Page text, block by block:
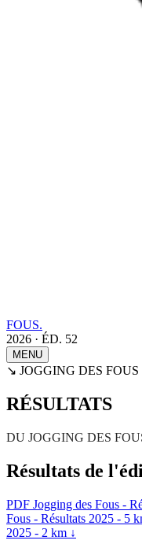
FOUS.
2026 · ÉD. 52
MENU
↘ JOGGING DES FOUS
RÉSULTATS
DU JOGGING DES
Résultats de
PDF Jogging des Fous -
Fous - Résultats 2025 - 5
2025 - 2 km ↓